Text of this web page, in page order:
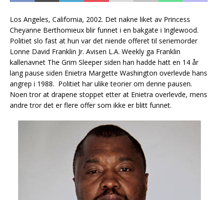
Los Angeles, California, 2002. Det nakne liket av Princess
Cheyanne Berthomieux blir funnet i en bakgate i Inglewood.
Politiet slo fast at hun var det niende offeret til seriemorder
Lonne David Franklin Jr. Avisen L.A. Weekly ga Franklin
kallenavnet The Grim Sleeper siden han hadde hatt en 14 år
lang pause siden Enietra Margette Washington overlevde hans
angrep i 1988. Politiet har ulike teorier om denne pausen.
Noen tror at drapene stoppet etter at Enietra overlevde, mens
andre tror det er flere offer som ikke er blitt funnet.